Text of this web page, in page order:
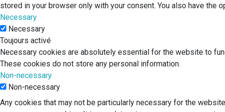
stored in your browser only with your consent. You also have
Necessary
Necessary
Toujours activé
Necessary cookies are absolutely essential for the website to
These cookies do not store any personal information.
Non-necessary
Non-necessary
Any cookies that may not be particularly necessary for the